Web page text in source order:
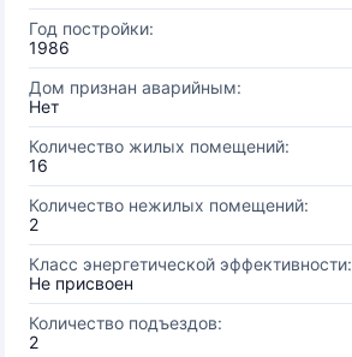
Год постройки:
1986
Дом признан аварийным:
Нет
Количество жилых помещений:
16
Количество нежилых помещений:
2
Класс энергетической эффективности:
Не присвоен
Количество подъездов:
2